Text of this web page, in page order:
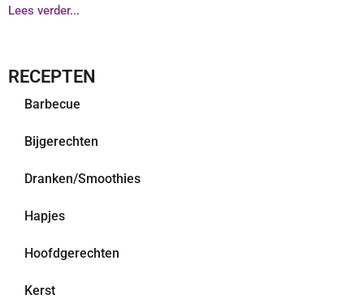
Lees verder...
RECEPTEN
Barbecue
Bijgerechten
Dranken/Smoothies
Hapjes
Hoofdgerechten
Kerst